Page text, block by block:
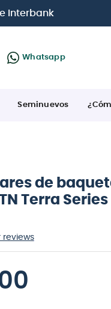
crédito
Whatsapp
Seminuevos
de
Terra Series
reviews